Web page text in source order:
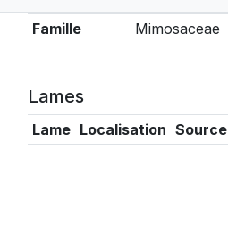
Famille Mimosaceae
Lames
Lame Localisation Source